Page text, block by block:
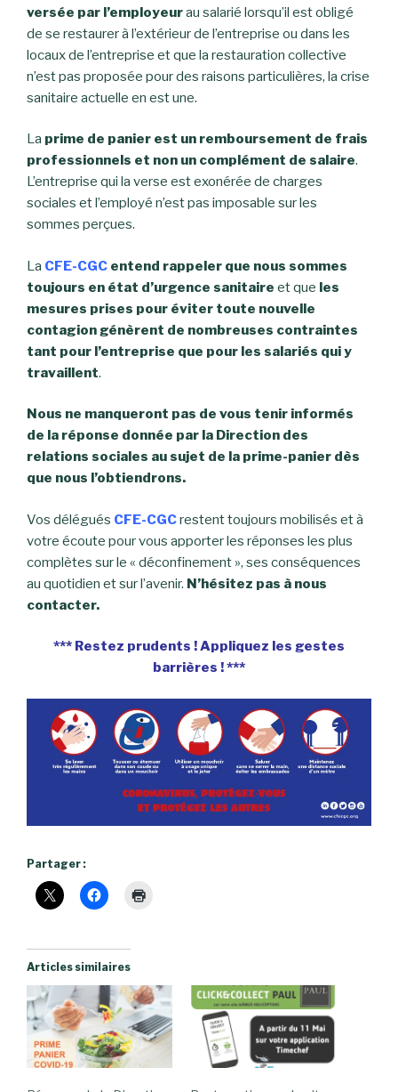
versée par l’employeurau salarié lorsqu’il est obligé
de se restaurer à l’extérieur de l’entreprise ou dans les
locaux de l’entreprise et que la restauration collective
n’est pas proposée pour des raisons particulières, la crise
sanitaire actuelle en est une.
La prime de panier est un remboursement de frais
professionnels et non un complément de salaire.
L’entreprise qui la verse est exonérée de charges
sociales et l’employé n’est pas imposable sur les
sommes perçues.
La CFE-CGC entend rappeler que nous sommes
toujours en état d’urgence sanitaire et que les
mesures prises pour éviter toute nouvelle
contagion génèrent de nombreuses contraintes
tant pour l’entreprise que pour les salariés qui y
travaillent.
Nous ne manqueront pas de vous tenir informés
de la réponse donnée par la Direction des
relations sociales au sujet de la prime-panier dès
que nous l’obtiendrons.
Vos délégués CFE-CGCrestent toujours mobilisés et à
votre écoute pour vous apporter les réponses les plus
complètes sur le « déconfinement », ses conséquences
au quotidien et sur l’avenir. N’hésitez pas à nous
contacter.
*** Restez prudents ! Appliquez les gestes
barrières ! ***
Partager :
Articles similaires